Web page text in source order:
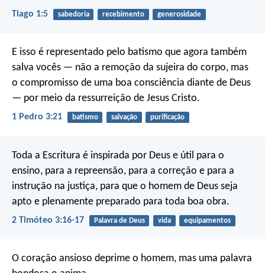
Tiago 1:5 sabedoria recebimento generosidade
E isso é representado pelo batismo que agora também
salva vocês — não a remoção da sujeira do corpo, mas
o compromisso de uma boa consciência diante de Deus
— por meio da ressurreição de Jesus Cristo.
1 Pedro 3:21 batismo salvação purificação
Toda a Escritura é inspirada por Deus e útil para o
ensino, para a repreensão, para a correção e para a
instrução na justiça, para que o homem de Deus seja
apto e plenamente preparado para toda boa obra.
2 Timóteo 3:16-17 Palavra de Deus vida equipamentos
O coração ansioso deprime o homem, mas uma palavra